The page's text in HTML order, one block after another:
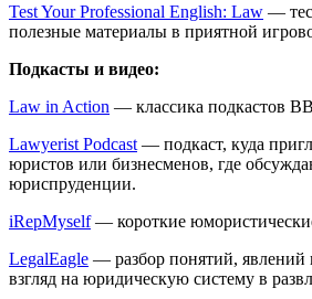
Test Your Professional English: Law —
полезные материалы в приятной
Подкасты и видео:
Law in Action — классика подкастов
Lawyerist Podcast — подкаст, куда
юристов или бизнесменов, где
юриспруденции.
iRepMyself— короткие
LegalEagle — разбор понятий, явлений
взгляд на юридическую систему в